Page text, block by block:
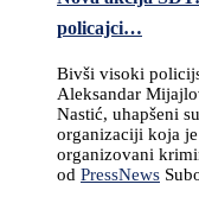
policajci…
Bivši visoki
Aleksandar
Nastić, uhapšeni
organizaciji koja
organizovani
od PressNews